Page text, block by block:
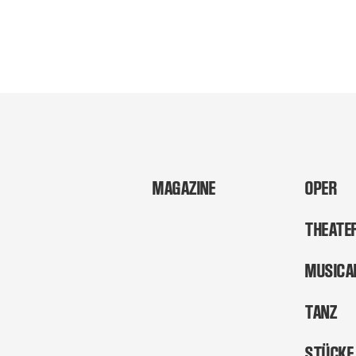
MAGAZINE
OPER
TANZ